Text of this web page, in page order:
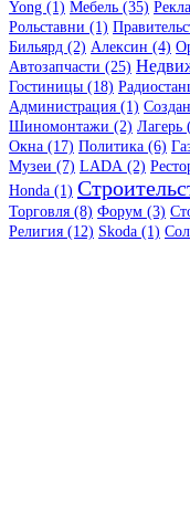
Yong (1) Мебель (35)
Рольставни (1)
Бильярд (2) Алексин (4)
Автозапчасти (25)
Гостиницы (18)
Администрация (1)
Шиномонтажи (2) Лагерь
Окна (17) Политика (6)
Музеи (7) LADA (2)
Honda (1)
Торговля (8) Форум (3)
Религия (12) Skoda (1)